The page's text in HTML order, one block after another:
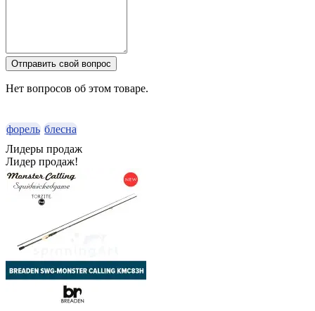
Отправить свой вопрос
Нет вопросов об этом товаре.
форель блесна
Лидеры продаж
Лидер продаж!